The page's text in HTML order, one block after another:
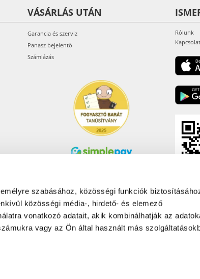
szabásához, közösségi funkciók
közösségi média-, hirdető- és elemező
vonatkozó adatait, akik kombinálhatják az
vagy az Ön által használt más
VÁSÁRLÁS UTÁN
Garancia és szerviz
Panasz bejelentő
Számlázás
Olcsóbbat.hu – Spórolni
tudni kell
Rólunk
Kapcsolat